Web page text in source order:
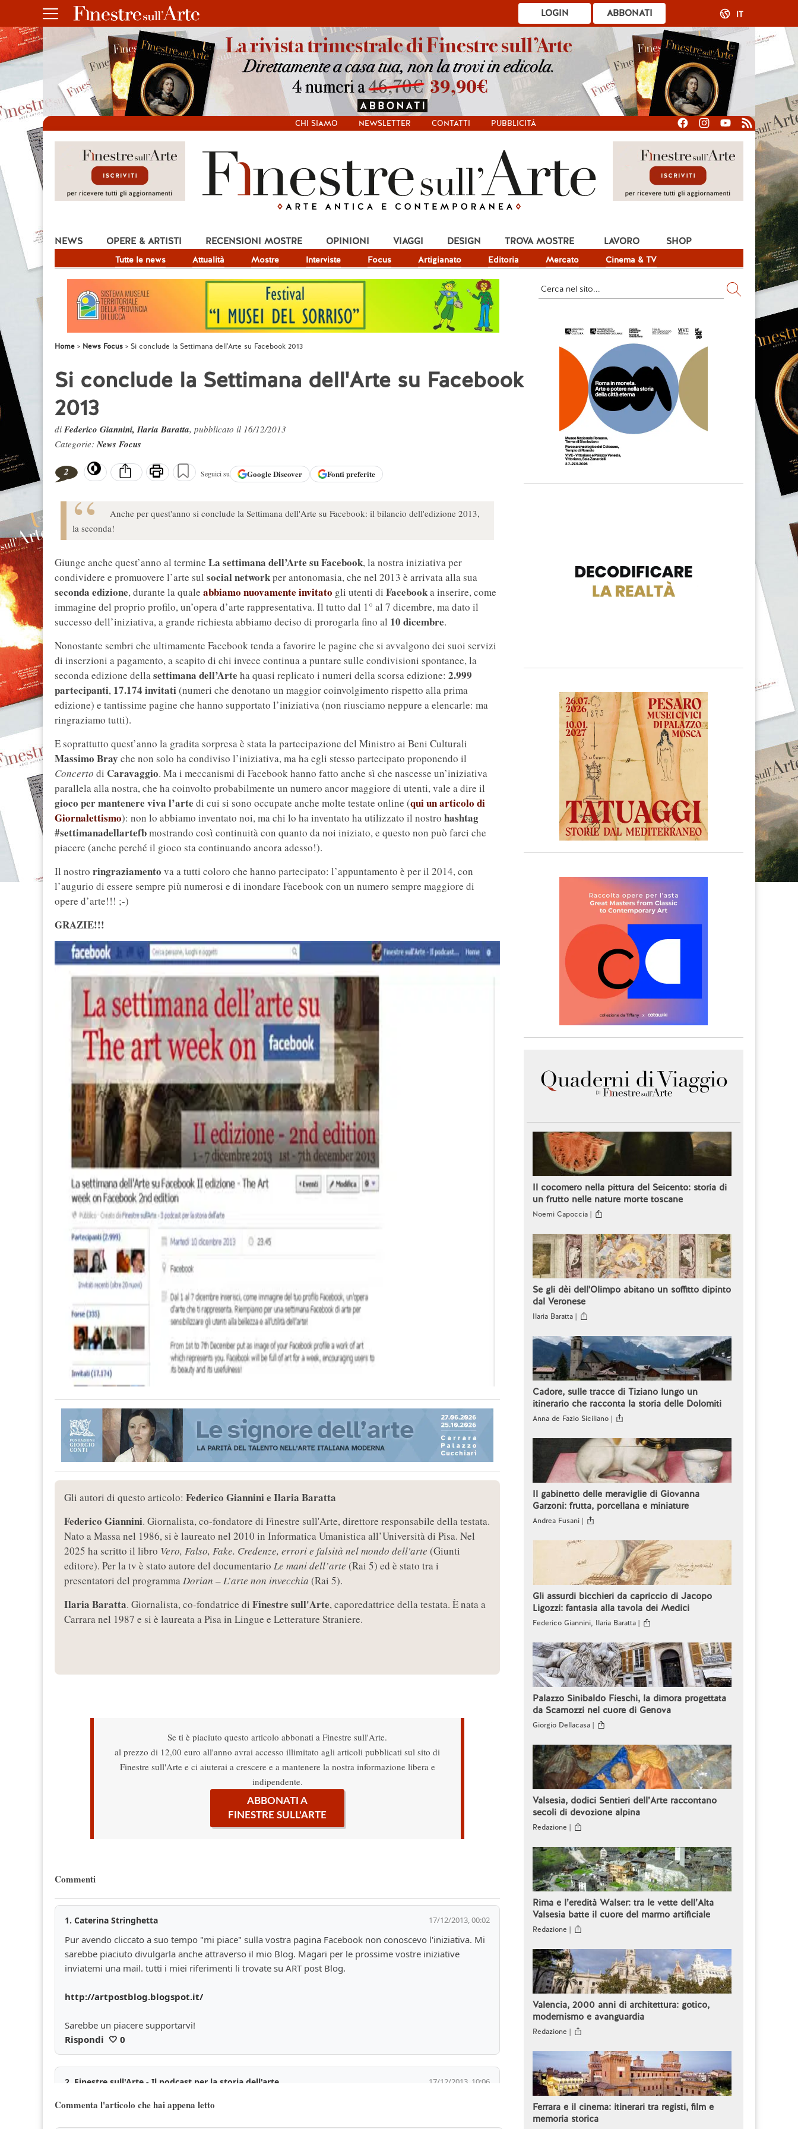
ABBONATI
LOGIN IT
CHI SIAMO NEWSLETTER CONTATTI PUBBLICITÀ
NEWS
Tutte le news Attualità Mostre Interviste Focus Artigianato Editoria Mercato Cinema & TV
OPERE & ARTISTI RECENSIONI MOSTRE OPINIONI VIAGGI DESIGN TROVA MOSTRE LAVORO SHOP
Home News Focus Si conclude la Settimana dell'Arte su Facebook 2013
Si conclude la Settimana dell'Arte su Facebook
2013
di Federico Giannini, Ilaria Baratta, pubblicato il 16/12/2013
Categorie:News Focus
2 Seguici su GoogleDiscover Fonti preferite
Anche per quest'anno si conclude la Settimana dell'Arte su Facebook: il bilancio dell'edizione 2013,
la seconda!
Giunge anche quest’anno al termine La settimana dell’Arte su Facebook, la nostra iniziativa per
condividere e promuovere l’arte sul social networkper antonomasia, che nel 2013 è arrivata alla sua
seconda edizione, durante la quale abbiamo nuovamente invitato gli utenti di Facebooka inserire, come
immagine del proprio profilo, un’opera d’arte rappresentativa. Il tutto dal 1° al 7 dicembre, ma dato il
successo dell’iniziativa, a grande richiesta abbiamo deciso di prorogarla fino al 10 dicembre.
Nonostante sembri che ultimamente Facebook tenda a favorire le pagine che si avvalgono dei suoi servizi
di inserzioni a pagamento, a scapito di chi invece continua a puntare sulle condivisioni spontanee, la
seconda edizione dellasettimana dell’Arte ha quasi replicato i numeri della scorsa edizione: 2.999
partecipanti, 17.174 invitati(numeri che denotano un maggior coinvolgimento rispetto alla prima
edizione) e tantissime pagine che hanno supportato l’iniziativa (non riusciamo neppure a elencarle: ma
ringraziamo tutti).
E soprattutto quest’anno la gradita sorpresa è stata la partecipazione del Ministro ai Beni Culturali
Massimo Bray che non solo ha condiviso l’iniziativa, ma ha egli stesso partecipato proponendo il
Concerto di Caravaggio. Ma i meccanismi di Facebook hanno fatto anche sì che nascesse un’iniziativa
parallela alla nostra, che ha coinvolto probabilmente un numero ancor maggiore di utenti, vale a dire il
gioco per mantenere viva l’arte di cui si sono occupate anche molte testate online (qui un articolo di
Giornalettismo): non lo abbiamo inventato noi, ma chi lo ha inventato ha utilizzato il nostro hashtag
#settimanadellartefbmostrando così continuità con quanto da noi iniziato, e questo non può farci che
piacere (anche perché il gioco sta continuando ancora adesso!).
Il nostro ringraziamento va a tutti coloro che hanno partecipato: l’appuntamento è per il 2014, con
l’augurio di essere sempre più numerosi e di inondare Facebook con un numero sempre maggiore di
opere d’arte!!! ;-)
GRAZIE!!!
Gli autori di questo articolo: Federico Giannini e Ilaria Baratta
Federico Giannini. Giornalista, co-fondatore di Finestre sull'Arte, direttore responsabile della testata.
Nato a Massa nel 1986, si è laureato nel 2010 in Informatica Umanistica all’Università di Pisa. Nel
2025 ha scritto il libro Vero, Falso, Fake. Credenze, errori e falsità nel mondo dell'arte (Giunti
editore). Per la tv è stato autore del documentario Le mani dell’arte (Rai 5) ed è stato tra i
presentatori del programmaDorian – L’arte non invecchia (Rai 5).
Ilaria Baratta. Giornalista, co-fondatrice di Finestre sull'Arte, caporedattrice della testata. È nata a
Carrara nel 1987 e si è laureata a Pisa in Lingue e Letterature Straniere.
Se ti è piaciuto questo articolo abbonati a Finestre sull'Arte.
al prezzo di 12,00 euro all'anno avrai accesso illimitato agli articoli pubblicati sul sito di
Finestre sull'Arte e ci aiuterai a crescere e a mantenere la nostra informazione libera e
indipendente.
ABBONATI A
FINESTRE SULL'ARTE
Commenti
1. Caterina Stringhetta 17/12/2013, 00:02
Pur avendo cliccato a suo tempo "mi piace" sulla vostra pagina Facebook non conoscevo l'iniziativa. Mi
sarebbe piaciuto divulgarla anche attraverso il mio Blog. Magari per le prossime vostre iniziative
inviatemi una mail. tutti i miei riferimenti li trovate su ART post Blog.
http://artpostblog.blogspot.it/
Sarebbe un piacere supportarvi!
Rispondi 🤍 0
2. Finestre sull'Arte - Il podcast per la storia dell'arte 17/12/2013, 10:06
Grazie del pensiero :-)
Commenta l'articolo che hai appena letto
Il cocomero nella pittura del Seicento: storia di
un frutto nelle nature morte toscane
Noemi Capoccia |
Se gli dèi dell'Olimpo abitano un soffitto dipinto
dal Veronese
Ilaria Baratta |
Cadore, sulle tracce di Tiziano lungo un
itinerario che racconta la storia delle Dolomiti
Anna de Fazio Siciliano |
Il gabinetto delle meraviglie di Giovanna
Garzoni: frutta, porcellana e miniature
Andrea Fusani |
Gli assurdi bicchieri da capriccio di Jacopo
Ligozzi: fantasia alla tavola dei Medici
Federico Giannini, Ilaria Baratta |
Palazzo Sinibaldo Fieschi, la dimora progettata
da Scamozzi nel cuore di Genova
Giorgio Dellacasa |
Valsesia, dodici Sentieri dell’Arte raccontano
secoli di devozione alpina
Redazione |
Rima e l’eredità Walser: tra le vette dell’Alta
Valsesia batte il cuore del marmo artificiale
Redazione |
Valencia, 2000 anni di architettura: gotico,
modernismo e avanguardia
Redazione |
Ferrara e il cinema: itinerari tra registi, film e
memoria storica